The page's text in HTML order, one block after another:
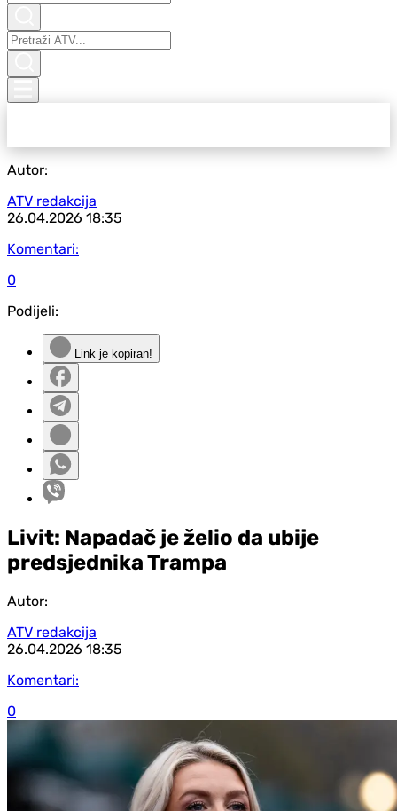
Autor:
ATV redakcija
26.04.2026 18:35
Komentari:
0
Podijeli:
Link je kopiran!
Livit: Napadač je želio da ubije
predsjednika Trampa
Autor:
ATV redakcija
26.04.2026 18:35
Komentari:
0